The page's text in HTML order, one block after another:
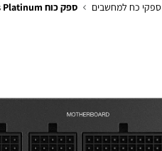
ספקי כח למחשבים ספק כוח Corsair HX1200i Fully Modular 1200W 80 Plus Platinum